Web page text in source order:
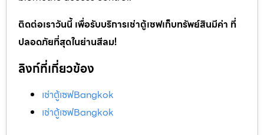
ติดต่อเราวันนี้ เพื่อรับบริการเช่าตู้เซฟเก็บทรัพย์สินมีค่า ที่
ปลอดภัยที่สุดในย่านสีลม!
ลิงก์ที่เกี่ยวข้อง
เช่าตู้เซฟBangkok
เช่าตู้เซฟBangkok